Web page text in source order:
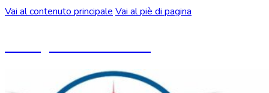
Vai al contenuto principale Vai al piè di pagina